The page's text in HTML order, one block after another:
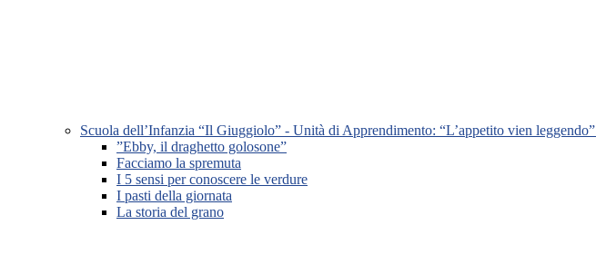
Scuola dell’Infanzia “Il Giuggiolo” - Unità di Apprendimento: “L’appetito vien leggendo”
”Ebby, il draghetto golosone”
Facciamo la spremuta
I 5 sensi per conoscere le verdure
I pasti della giornata
La storia del grano